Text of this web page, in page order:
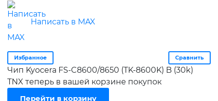
Написать в MAX
Избранное Сравнить
Чип Kyocera FS-C8600/8650 (TK-8600K) B (30k)
TNX теперь в вашей корзине покупок
Перейти в корзину